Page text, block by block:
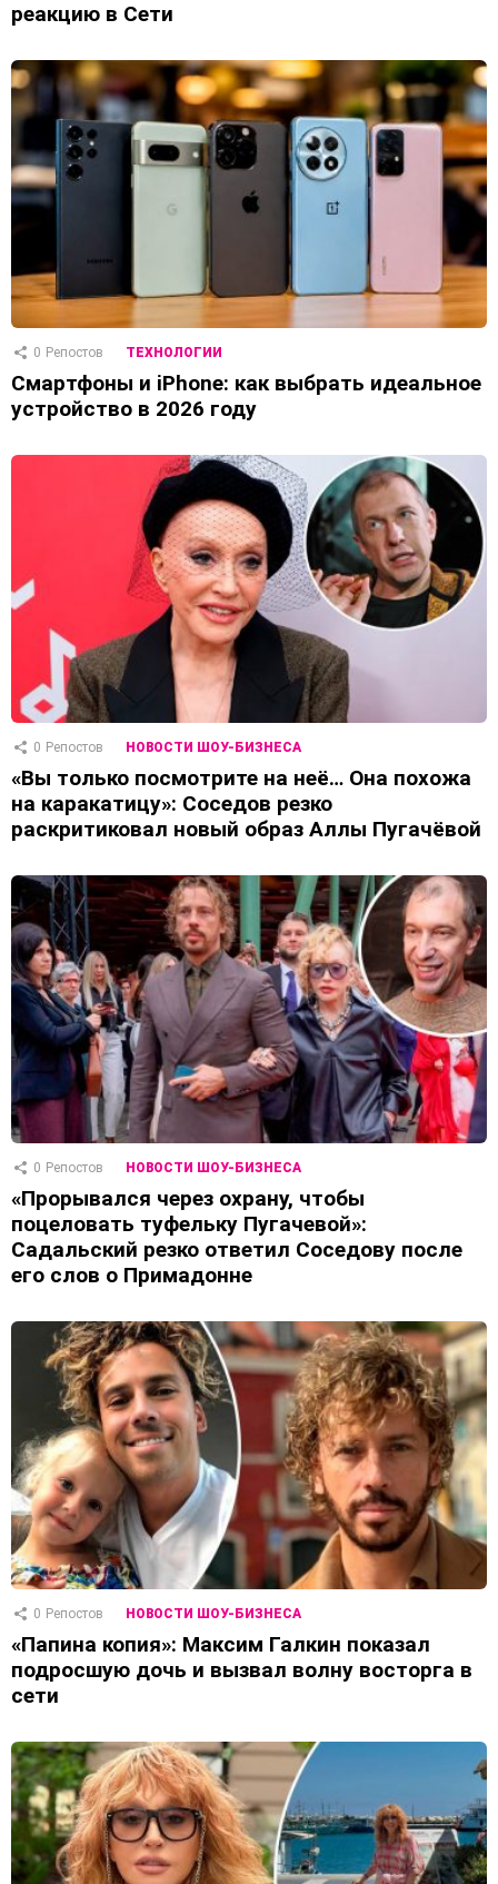
реакцию в Сети
0 Репостов ТЕХНОЛОГИИ
Смартфоны и iPhone: как выбрать идеальное
устройство в 2026 году
0 Репостов НОВОСТИ ШОУ-БИЗНЕСА
«Вы только посмотрите на неё… Она похожа
на каракатицу»: Соседов резко
раскритиковал новый образ Аллы Пугачёвой
0 Репостов НОВОСТИ ШОУ-БИЗНЕСА
«Прорывался через охрану, чтобы
поцеловать туфельку Пугачевой»:
Садальский резко ответил Соседову после
его слов о Примадонне
0 Репостов НОВОСТИ ШОУ-БИЗНЕСА
«Папина копия»: Максим Галкин показал
подросшую дочь и вызвал волну восторга в
сети